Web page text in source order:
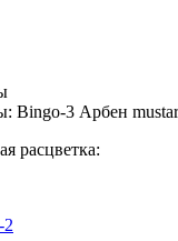
Bingo-3 Арбен
расцветка:
2